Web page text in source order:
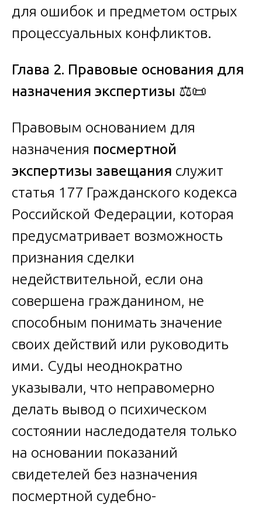
для ошибок и предметом острых
процессуальных конфликтов.
Глава 2. Правовые основания для
назначения экспертизы ⚖️📜
Правовым основанием для
назначения посмертной
экспертизы завещания служит
статья 177 Гражданского кодекса
Российской Федерации, которая
предусматривает возможность
признания сделки
недействительной, если она
совершена гражданином, не
способным понимать значение
своих действий или руководить
ими. Суды неоднократно
указывали, что неправомерно
делать вывод о психическом
состоянии наследодателя только
на основании показаний
свидетелей без назначения
посмертной судебно-